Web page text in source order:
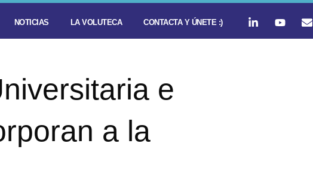
NOTICIAS LA VOLUTECA CONTACTA Y ÚNETE :)
e
a la